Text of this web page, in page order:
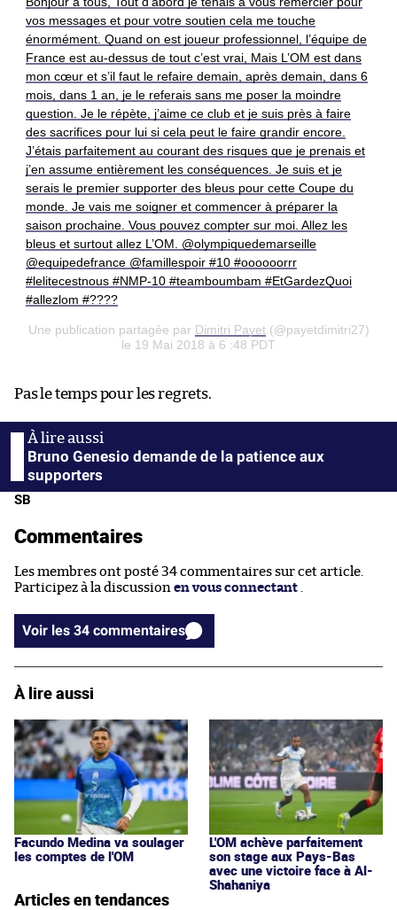
vos messages et pour votre soutien cela me touche
énormément. Quand on est joueur professionnel, l’équipe de
France est au-dessus de tout c’est vrai, Mais L’OM est dans
mon cœur et s’il faut le refaire demain, après demain, dans 6
mois, dans 1 an, je le referais sans me poser la moindre
question. Je le répète, j’aime ce club et je suis près à faire
des sacrifices pour lui si cela peut le faire grandir encore.
J’étais parfaitement au courant des risques que je prenais et
j’en assume entièrement les conséquences. Je suis et je
serais le premier supporter des bleus pour cette Coupe du
monde. Je vais me soigner et commencer à préparer la
saison prochaine. Vous pouvez compter sur moi. Allez les
bleus et surtout allez L’OM. @olympiquedemarseille
@equipedefrance @famillespoir #10 #oooooorrr
#lelitecestnous #NMP-10 #teamboumbam #EtGardezQuoi
#allezlom #????
Une publication partagée par Dimitri Payet(@payetdimitri27)
le 19 Mai 2018 à 6 :48 PDT
Pas le temps pour les regrets.
Bruno Genesio demande de la patience aux
supporters
SB
Commentaires
Les membres ont posté 34 commentaires sur cet article.
Participez à la discussion en vous connectant
Voir les 34 commentaires
À lire aussi
Facundo Medina va soulager
les comptes de l'OM
L'OM achève parfaitement
son stage aux Pays-Bas
avec une victoire face à Al-
Shahaniya
Articles en tendances